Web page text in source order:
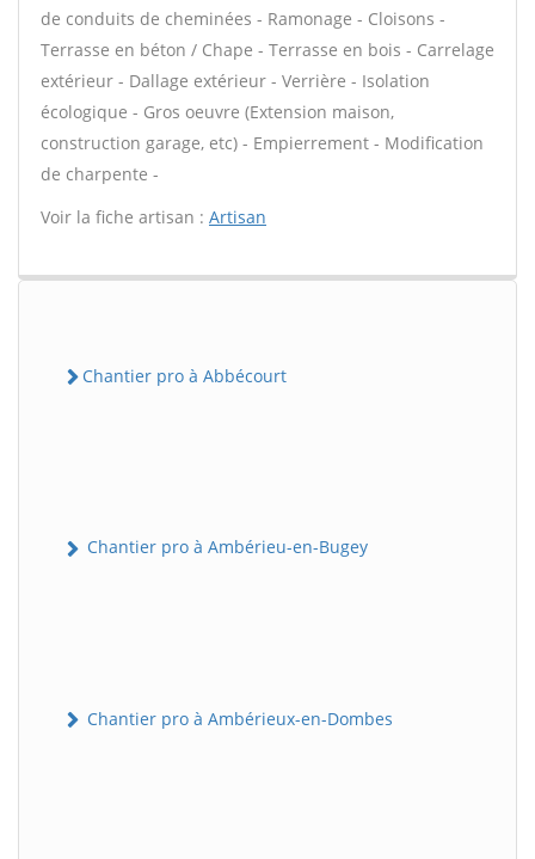
de conduits de cheminées - Ramonage - Cloisons -
Terrasse en béton / Chape - Terrasse en bois - Carrelage
extérieur - Dallage extérieur - Verrière - Isolation
écologique - Gros oeuvre (Extension maison,
construction garage, etc) - Empierrement - Modification
de charpente -
Voir la fiche artisan : Artisan
Chantier pro à Abbécourt
Chantier pro à Ambérieu-en-Bugey
Chantier pro à Ambérieux-en-Dombes